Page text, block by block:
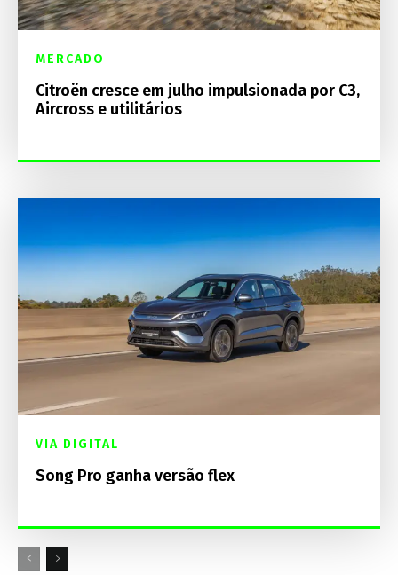
MERCADO
Citroën cresce em julho impulsionada por C3,
Aircross e utilitários
VIA DIGITAL
Song Pro ganha versão flex